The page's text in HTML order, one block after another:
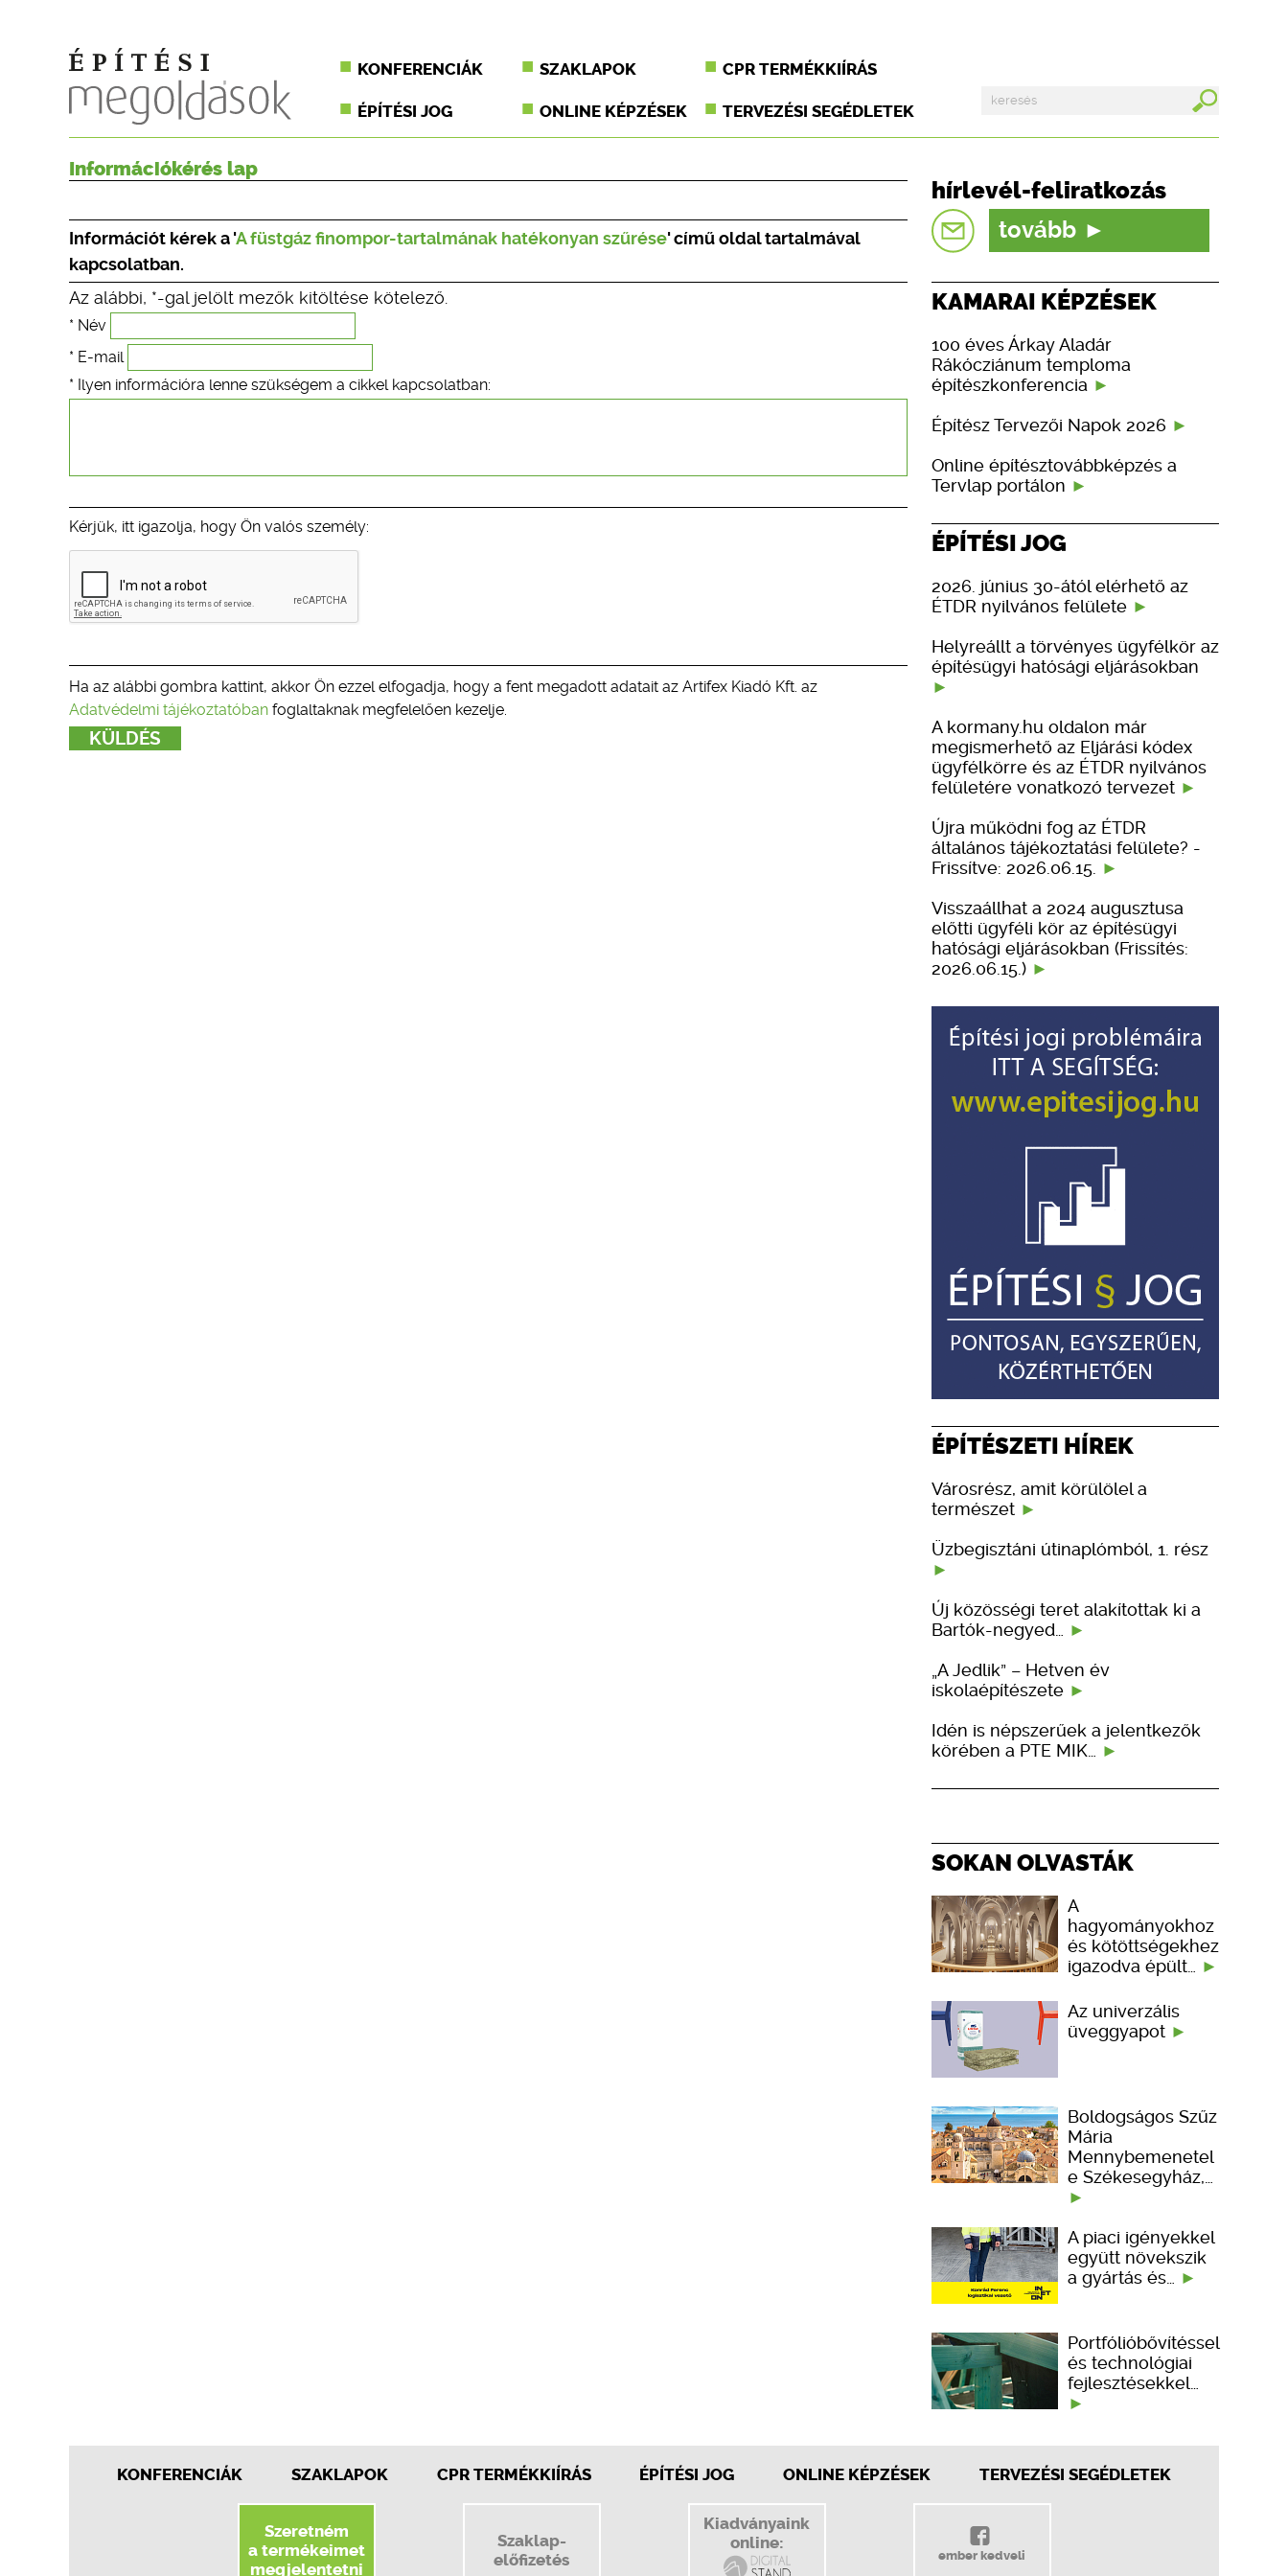
KONFERENCIÁK SZAKLAPOK CPR TERMÉKKIÍRÁS
ÉPÍTÉSI JOG ONLINE KÉPZÉSEK TERVEZÉSI SEGÉDLETEK
Információkérés lap
Információt kérek a 'A füstgáz finompor-tartalmának hatékonyan szűrése' című oldal tartalmával
kapcsolatban.
Az alábbi, *-gal jelölt mezők kitöltése kötelező.
* Név
* E-mail
* Ilyen információra lenne szükségem a cikkel kapcsolatban:
Kérjük, itt igazolja, hogy Ön valós személy:
Ha az alábbi gombra kattint, akkor Ön ezzel elfogadja, hogy a fent megadott adatait az Artifex Kiadó Kft. az
Adatvédelmi tájékoztatóban foglaltaknak megfelelően kezelje.
hírlevél-feliratkozás
tovább
KAMARAI KÉPZÉSEK
100 éves Árkay Aladár
Rákócziánum temploma
építészkonferencia
Építész Tervezői Napok 2026
Online építésztovábbképzés a
Tervlap portálon
ÉPÍTÉSI JOG
2026. június 30-ától elérhető az
ÉTDR nyilvános felülete
Helyreállt a törvényes ügyfélkör az
építésügyi hatósági eljárásokban
A kormany.hu oldalon már
megismerhető az Eljárási kódex
ügyfélkörre és az ÉTDR nyilvános
felületére vonatkozó tervezet
Újra működni fog az ÉTDR
általános tájékoztatási felülete? -
Frissítve: 2026.06.15.
Visszaállhat a 2024 augusztusa
előtti ügyféli kör az építésügyi
hatósági eljárásokban (Frissítés:
2026.06.15.)
ÉPÍTÉSZETI HÍREK
Városrész, amit körülölel a
természet
Üzbegisztáni útinaplómból, 1. rész
Új közösségi teret alakítottak ki a
Bartók-negyed…
„A Jedlik” – Hetven év
iskolaépítészete
Idén is népszerűek a jelentkezők
körében a PTE MIK…
SOKAN OLVASTÁK
A
hagyományokhoz
és kötöttségekhez
igazodva épült…
Az univerzális
üveggyapot
Boldogságos Szűz
Mária
Mennybemenetel
e Székesegyház,…
A piaci igényekkel
együtt növekszik
a gyártás és…
Portfólióbővítéssel
és technológiai
fejlesztésekkel…
KONFERENCIÁK SZAKLAPOK CPR TERMÉKKIÍRÁS ÉPÍTÉSI JOG ONLINE KÉPZÉSEK TERVEZÉSI SEGÉDLETEK
Szeretném
a termékeimet
megjelentetni
Szaklap-
előfizetés
Kiadványaink
online:
ember kedveli